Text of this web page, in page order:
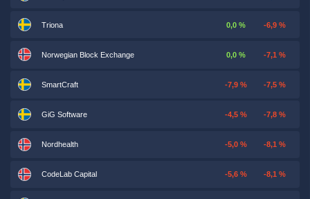
Triona 0,0 % -6,9 %
Norwegian Block Exchange 0,0 % -7,1 %
SmartCraft -7,9 % -7,5 %
GiG Software -4,5 % -7,8 %
Nordhealth -5,0 % -8,1 %
CodeLab Capital -5,6 % -8,1 %